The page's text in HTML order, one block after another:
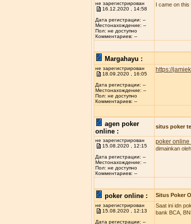
не зарегистрирован
16.12.2020 , 14:58
Дата регистрации: --
Местонахождение: --
Пол: не доступно
Комментариев: --
I came on this
Margahayu :
не зарегистрирован
18.09.2020 , 16:05
Дата регистрации: --
Местонахождение: --
Пол: не доступно
Комментариев: --
https://
agen poker
online :
situs poker
не зарегистрирован
15.08.2020 , 12:15
Дата регистрации: --
Местонахождение: --
Пол: не доступно
Комментариев: --
poker online
dimainkan
poker online : Situs Poker
не зарегистрирован
15.08.2020 , 12:13
Дата регистрации: --
Saat ini idn
bank BCA,